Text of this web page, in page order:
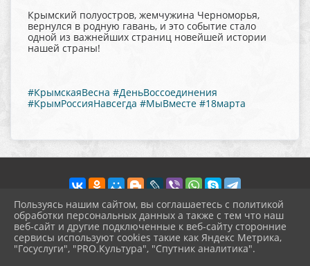
Крымский полуостров, жемчужина Черноморья,
вернулся в родную гавань, и это событие стало
одной из важнейших страниц новейшей истории
нашей страны!
#КрымскаяВесна #ДеньВоссоединения
#КрымРоссияНавсегда #МыВместе #18марта
2026 г. pokrov-ck.ru
Вход
Карта сайта
Пользуясь нашим сайтом, вы соглашаетесь с политикой
обработки персональных данных а также с тем что наш
веб-сайт и другие подключенные к веб-сайту сторонние
сервисы используют cookies такие как Яндекс Метрика,
"Госуслуги", "PRO.Культура", "Спутник аналитика".